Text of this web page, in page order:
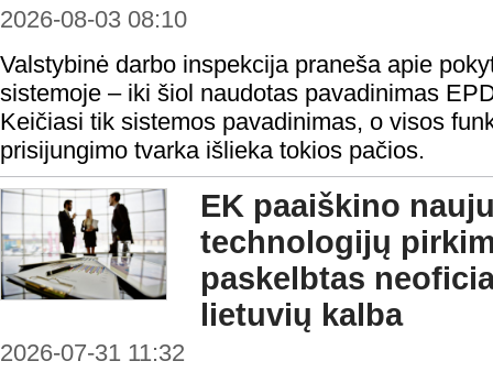
2026-08-03 08:10
Valstybinė darbo inspekcija praneša apie
sistemoje – iki šiol naudotas pavadinimas
Keičiasi tik sistemos pavadinimas, o visos
prisijungimo tvarka išlieka tokios pačios.
EK paaiškino
technologijų
paskelbtas
lietuvių kalba
2026-07-31 11:32